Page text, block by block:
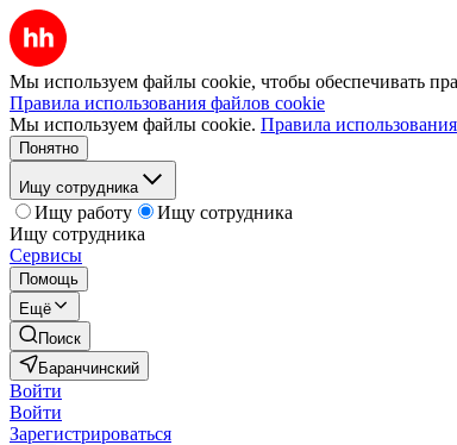
Мы используем файлы cookie, чтобы обеспечивать
Правила использования файлов cookie
Мы используем файлы cookie. Правила
Понятно
Ищу сотрудника
Ищу работу
Ищу сотрудника
Ищу сотрудника
Сервисы
Помощь
Ещё
Поиск
Баранчинский
Войти
Войти
Зарегистрироваться